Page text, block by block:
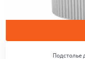
Подстолье